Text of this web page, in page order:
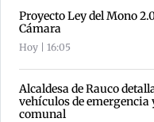
Proyecto Ley del Mono
Cámara
Hoy | 16:05
Alcaldesa de Rauco
vehículos de
comunal